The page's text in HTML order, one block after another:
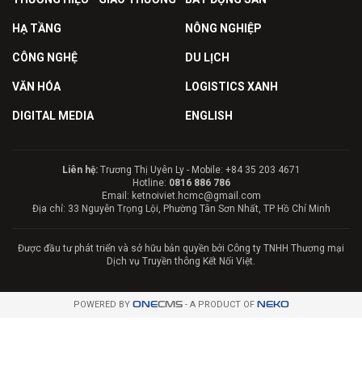
HẠ TẦNG NÔNG NGHIỆP
CÔNG NGHỆ DU LỊCH
VĂN HÓA LOGISTICS XANH
DIGITAL MEDIA ENGLISH
Liên hệ:Trương Thị Uyên Ly - Mobile: +84 35 203 4671
Hotline: 0816 886 786
Email: ketnoiviet.hcmc@gmail.com
Địa chỉ: 33 Nguyễn Trọng Lội, Phường Tân Sơn Nhất, TP Hồ Chí Minh
Được đầu tư phát triển và sở hữu bản quyền bởi Công ty TNHH Thương mại
Dịch vụ Truyền thông Kết Nối Việt.
POWERED BY ONECMS- A PRODUCT OF NEKO